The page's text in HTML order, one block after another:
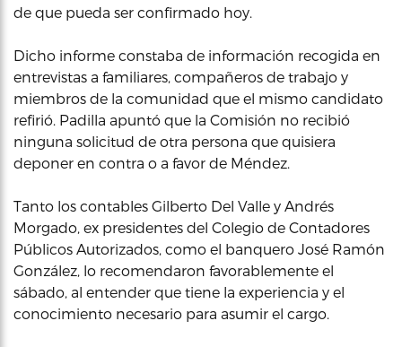
de que pueda ser confirmado hoy.
Dicho informe constaba de información recogida en
entrevistas a familiares, compañeros de trabajo y
miembros de la comunidad que el mismo candidato
refirió. Padilla apuntó que la Comisión no recibió
ninguna solicitud de otra persona que quisiera
deponer en contra o a favor de Méndez.
Tanto los contables Gilberto Del Valle y Andrés
Morgado, ex presidentes del Colegio de Contadores
Públicos Autorizados, como el banquero José Ramón
González, lo recomendaron favorablemente el
sábado, al entender que tiene la experiencia y el
conocimiento necesario para asumir el cargo.